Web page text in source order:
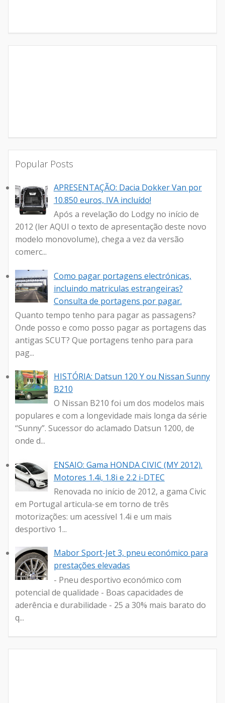
Popular Posts
APRESENTAÇÃO: Dacia Dokker Van por
10.850 euros, IVA incluído!
Após a revelação do Lodgy no início de
2012 (ler AQUI o texto de apresentação deste novo
modelo monovolume), chega a vez da versão
comerc...
Como pagar portagens electrónicas,
incluindo matriculas estrangeiras?
Consulta de portagens por pagar.
Quanto tempo tenho para pagar as passagens?
Onde posso e como posso pagar as portagens das
antigas SCUT? Que portagens tenho para para
pag...
HISTÓRIA: Datsun 120 Y ou Nissan Sunny
B210
O Nissan B210 foi um dos modelos mais
populares e com a longevidade mais longa da série
“Sunny”. Sucessor do aclamado Datsun 1200, de
onde d...
ENSAIO: Gama HONDA CIVIC (MY 2012).
Motores 1.4i, 1.8i e 2.2 i-DTEC
Renovada no início de 2012, a gama Civic
em Portugal articula-se em torno de três
motorizações: um acessível 1.4i e um mais
desportivo 1...
Mabor Sport-Jet 3, pneu económico para
prestações elevadas
- Pneu desportivo económico com
potencial de qualidade - Boas capacidades de
aderência e durabilidade - 25 a 30% mais barato do
q...